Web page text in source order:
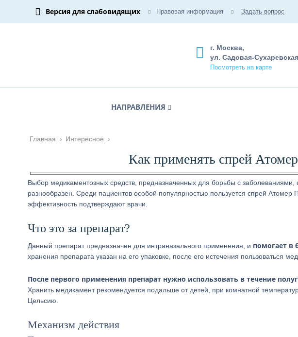
Версия для слабовидящих Правовая информация Задать вопрос
г. Москва,
ул. Садовая-
Посмотреть на карте
НАПРАВЛЕНИЯ
Главная › Интересное ›
Как применять спрей
Выбор медикаментозных средств, предназначенных для борьбы с заболеваниями,
разнообразен. Среди пациентов особой популярностью пользуется спрей Атомер
эффективность подтверждают врачи.
Что это за препарат?
Данный препарат предназначен для интраназального применения, и помогает в
хранения препарата указан на его упаковке, после его истечения пользоваться
После первого применения препарат нужно использовать в течение
Хранить медикамент рекомендуется подальше от детей, при комнатной
Цельсию.
Механизм действия